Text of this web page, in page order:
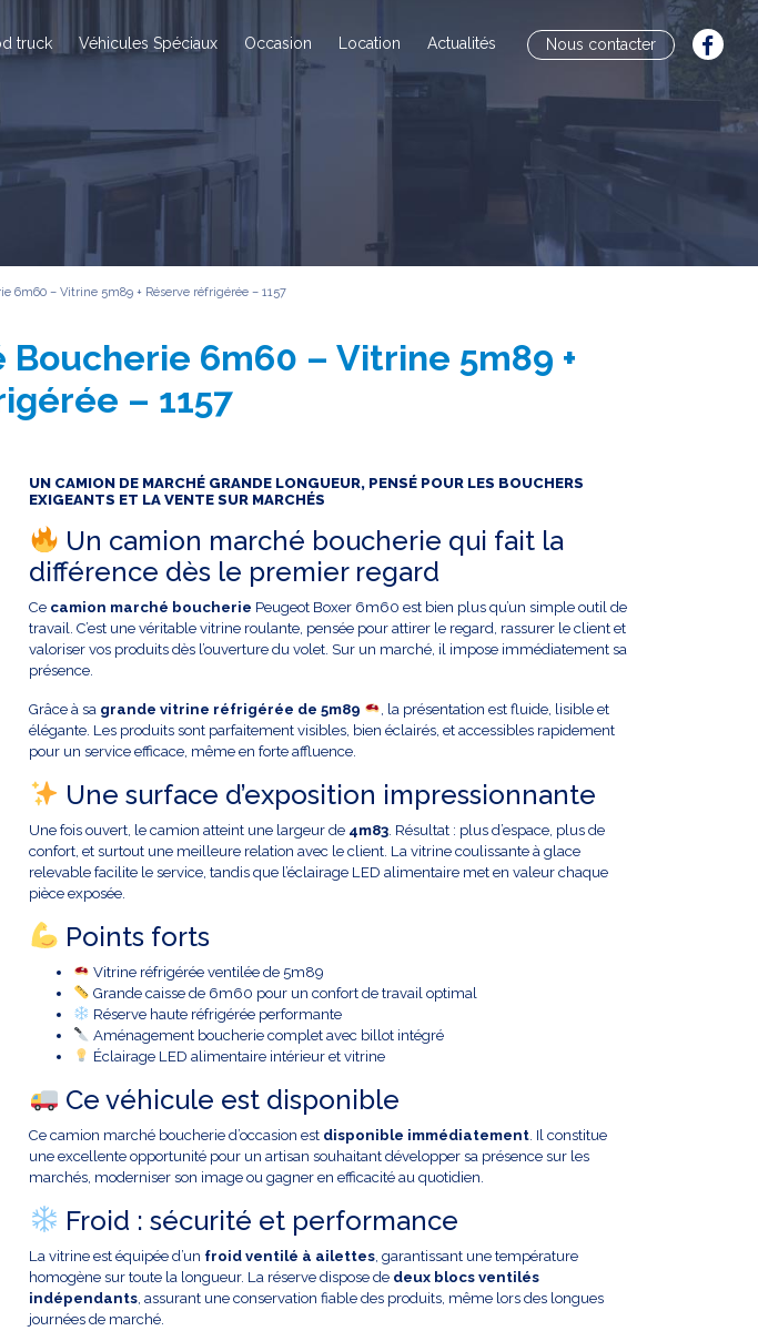
truck Véhicules Spéciaux Occasion Location Actualités Nous contacter
6m60 – Vitrine 5m89 + Réserve réfrigérée – 1157
6m60 – Vitrine 5m89 +
– 1157
UN CAMION DE MARCHÉ GRANDE LONGUEUR, PENSÉ POUR LES BOUCHERS
EXIGEANTS ET LA VENTE SUR MARCHÉS
Un camion marché boucherie qui fait la
différence dès le premier regard
Ce camion marché boucherie Peugeot Boxer 6m60 est bien plus qu’un simple outil de
travail. C’est une véritable vitrine roulante, pensée pour attirer le regard, rassurer le client et
valoriser vos produits dès l’ouverture du volet. Sur un marché, il impose immédiatement sa
présence.
Grâce à sa grande vitrine réfrigérée de 5m89
, la présentation est fluide, lisible et
élégante. Les produits sont parfaitement visibles, bien éclairés, et accessibles rapidement
pour un service efficace, même en forte affluence.
Une surface d’exposition impressionnante
Une fois ouvert, le camion atteint une largeur de 4m83. Résultat : plus d’espace, plus de
confort, et surtout une meilleure relation avec le client. La vitrine coulissante à glace
relevable facilite le service, tandis que l’éclairage LED alimentaire met en valeur chaque
pièce exposée.
Points forts
Vitrine réfrigérée ventilée de 5m89
Grande caisse de 6m60 pour un confort de travail optimal
Réserve haute réfrigérée performante
Aménagement boucherie complet avec billot intégré
Éclairage LED alimentaire intérieur et vitrine
Ce véhicule est disponible
Ce camion marché boucherie d’occasion est disponible immédiatement. Il constitue
une excellente opportunité pour un artisan souhaitant développer sa présence sur les
marchés, moderniser son image ou gagner en efficacité au quotidien.
Froid : sécurité et performance
La vitrine est équipée d’un froid ventilé à ailettes, garantissant une température
homogène sur toute la longueur. La réserve dispose de deux blocs ventilés
indépendants, assurant une conservation fiable des produits, même lors des longues
journées de marché.